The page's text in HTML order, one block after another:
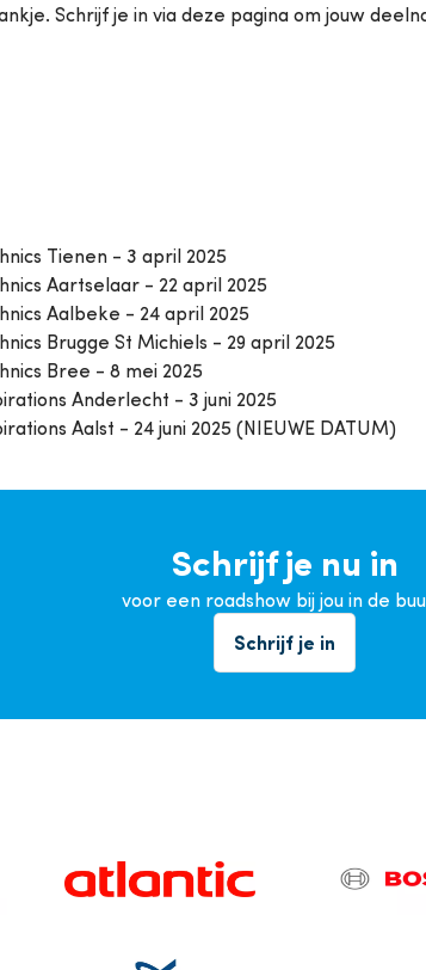
Schrijf je in via deze pagina om jouw
Tienen - 3 april 2025
Aartselaar - 22 april 2025
Aalbeke - 24 april 2025
Brugge St Michiels - 29 april 2025
Bree - 8 mei 2025
Anderlecht - 3 juni 2025
Aalst - 24 juni 2025 (NIEUWE DATUM)
Schrijf je nu in
voor een roadshow bij jou in de
Schrijf je in